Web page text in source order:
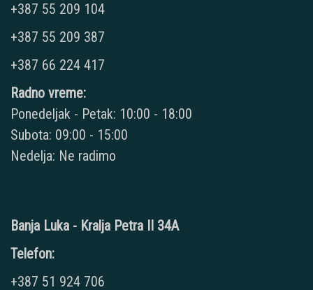
+387 55 209 104
+387 55 209 387
+387 66 224 417
Radno vreme:
Ponedeljak - Petak: 10:00 - 18:00
Subota: 09:00 - 15:00
Nedelja: Ne radimo
Banja Luka - Kralja Petra II 34A
Telefon:
+387 51 924 706